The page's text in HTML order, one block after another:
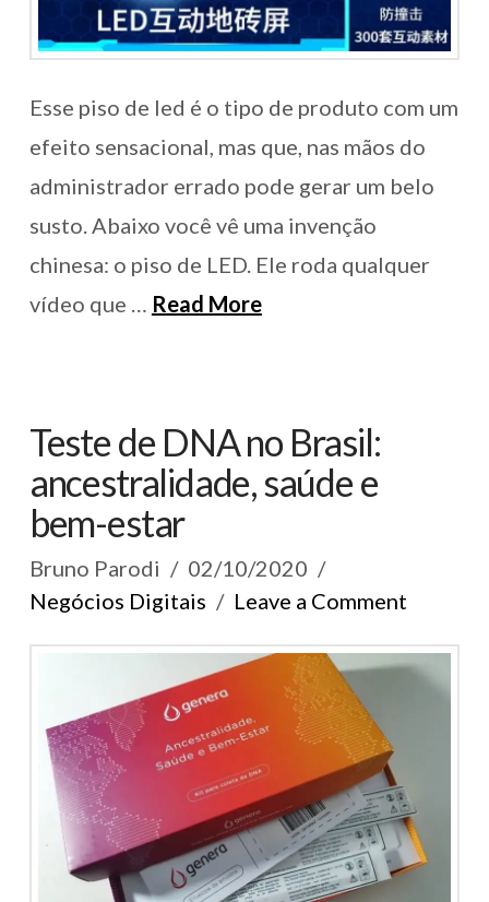
Esse piso de led é o tipo de produto com um
efeito sensacional, mas que, nas mãos do
administrador errado pode gerar um belo
susto. Abaixo você vê uma invenção
chinesa: o piso de LED. Ele roda qualquer
vídeo que … Read More
Teste de DNA no Brasil:
ancestralidade, saúde e
bem-estar
Bruno Parodi
02/10/2020
Negócios Digitais
Leave a Comment